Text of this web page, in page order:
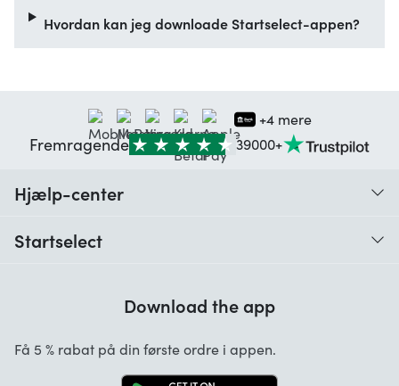
Hvordan kan jeg downloade Startselect-appen?
+4 mere
Fremragende 39000+
Hjælp-center
Startselect
Startselect App
Download the app
Få 5 % rabat på din første ordre i appen.